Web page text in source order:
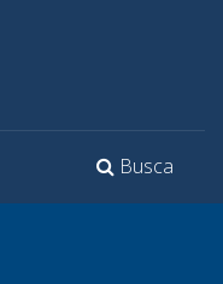
Toggle
Busca